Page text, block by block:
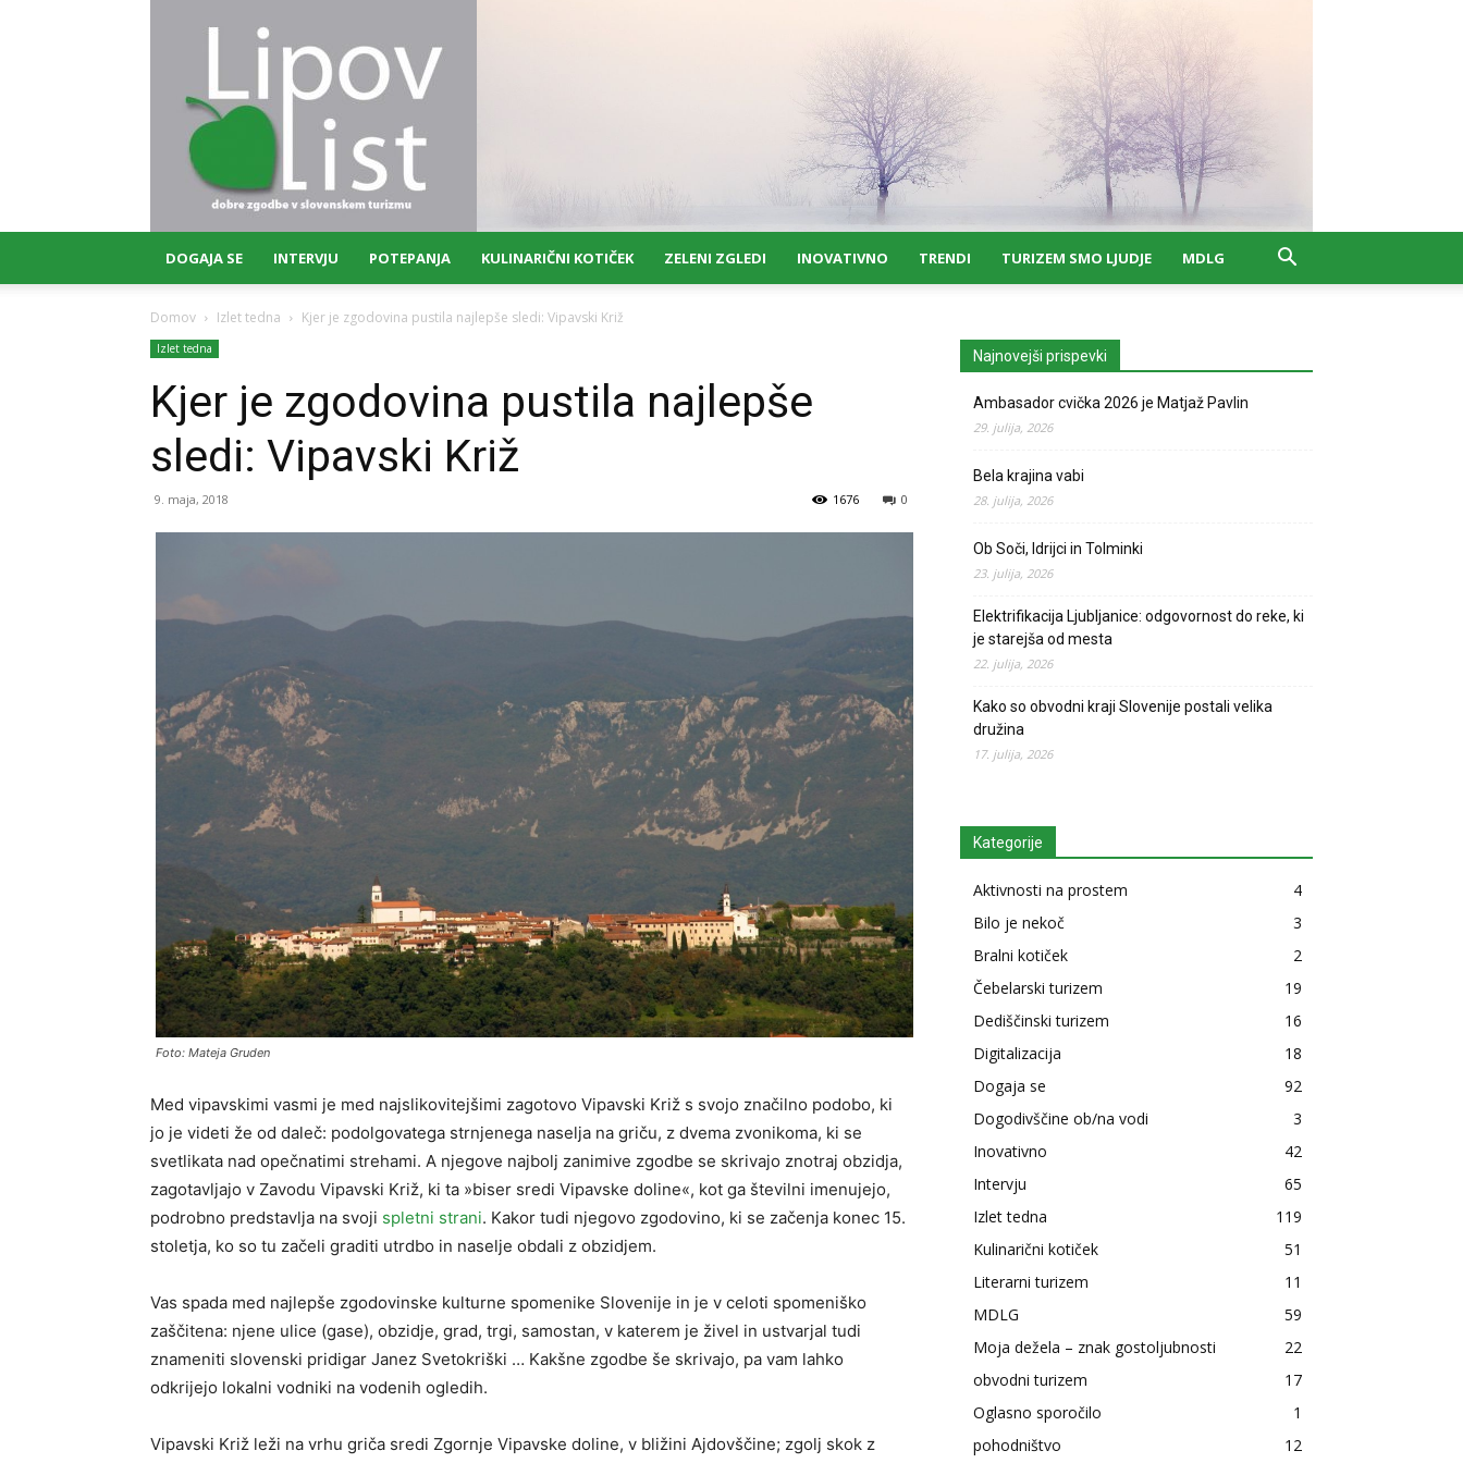
DOGAJA SE INTERVJU POTEPANJA KULINARIČNI KOTIČEK ZELENI ZGLEDI INOVATIVNO TRENDI TURIZEM SMO LJUDJE MDLG
Domov Izlet tedna Kjer je zgodovina pustila najlepše sledi: Vipavski Križ
Izlet tedna
Kjer je zgodovina pustila najlepše
sledi: Vipavski Križ
9. maja, 2018 0
1676
Foto: Mateja Gruden
Med vipavskimi vasmi je med najslikovitejšimi zagotovo Vipavski Križ s svojo značilno podobo, ki
jo je videti že od daleč: podolgovatega strnjenega naselja na griču, z dvema zvonikoma, ki se
svetlikata nad opečnatimi strehami. A njegove najbolj zanimive zgodbe se skrivajo znotraj obzidja,
zagotavljajo v Zavodu Vipavski Križ, ki ta »biser sredi Vipavske doline«, kot ga številni imenujejo,
podrobno predstavlja na svoji spletni strani. Kakor tudi njegovo zgodovino, ki se začenja konec 15.
stoletja, ko so tu začeli graditi utrdbo in naselje obdali z obzidjem.
Vas spada med najlepše zgodovinske kulturne spomenike Slovenije in je v celoti spomeniško
zaščitena: njene ulice (gase), obzidje, grad, trgi, samostan, v katerem je živel in ustvarjal tudi
znameniti slovenski pridigar Janez Svetokriški … Kakšne zgodbe še skrivajo, pa vam lahko
odkrijejo lokalni vodniki na vodenih ogledih.
Vipavski Križ leži na vrhu griča sredi Zgornje Vipavske doline, v bližini Ajdovščine; zgolj skok z
Najnovejši prispevki
Ambasador cvička 2026 je Matjaž Pavlin
29. julija, 2026
Bela krajina vabi
28. julija, 2026
Ob Soči, Idrijci in Tolminki
23. julija, 2026
Elektrifikacija Ljubljanice: odgovornost do reke, ki
je starejša od mesta
22. julija, 2026
Kako so obvodni kraji Slovenije postali velika
družina
17. julija, 2026
Kategorije
Aktivnosti na prostem
4
Bilo je nekoč
3
Bralni kotiček
2
Čebelarski turizem
19
Dediščinski turizem
16
Digitalizacija
18
Dogaja se
92
Dogodivščine ob/na vodi
3
Inovativno
42
Intervju
65
Izlet tedna
119
Kulinarični kotiček
51
Literarni turizem
11
MDLG
59
Moja dežela – znak gostoljubnosti
22
obvodni turizem
17
Oglasno sporočilo
1
pohodništvo
12